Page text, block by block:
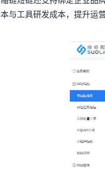
本与工具研发成本，提升运